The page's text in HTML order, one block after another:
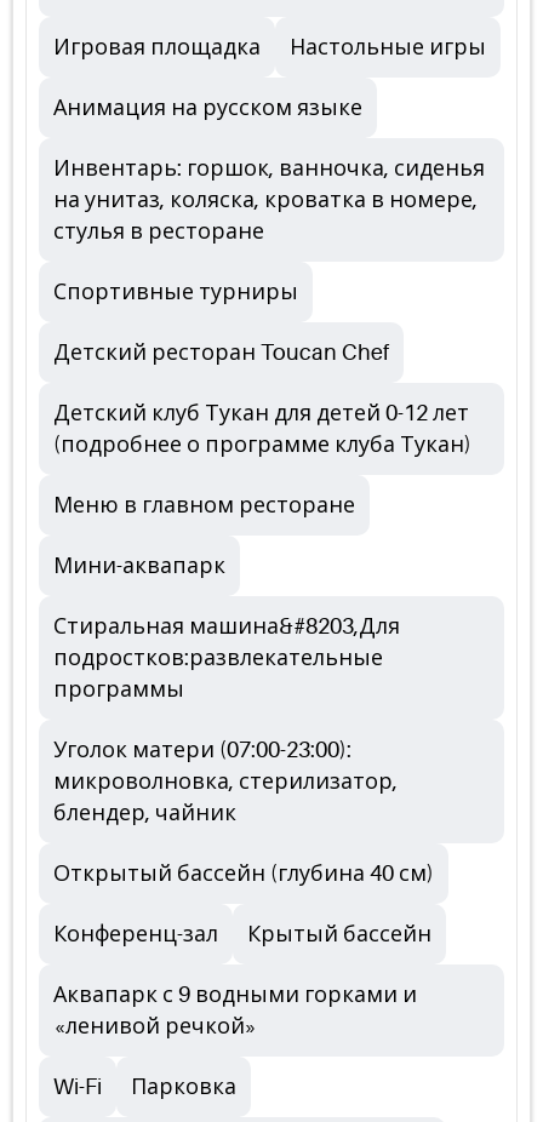
Игровая площадка Настольные игры
Анимация на русском языке
Инвентарь: горшок, ванночка, сиденья
на унитаз, коляска, кроватка в номере,
стулья в ресторане
Спортивные турниры
Детский ресторан Toucan Chef
Детский клуб Тукан для детей 0-12 лет
(подробнее о программе клуба Тукан)
Меню в главном ресторане
Мини-аквапарк
Стиральная машина&#8203,Для
подростков:развлекательные
программы
Уголок матери (07:00-23:00):
микроволновка, стерилизатор,
блендер, чайник
Открытый бассейн (глубина 40 см)
Конференц-зал Крытый бассейн
Аквапарк с 9 водными горками и
«ленивой речкой»
Wi-Fi Парковка